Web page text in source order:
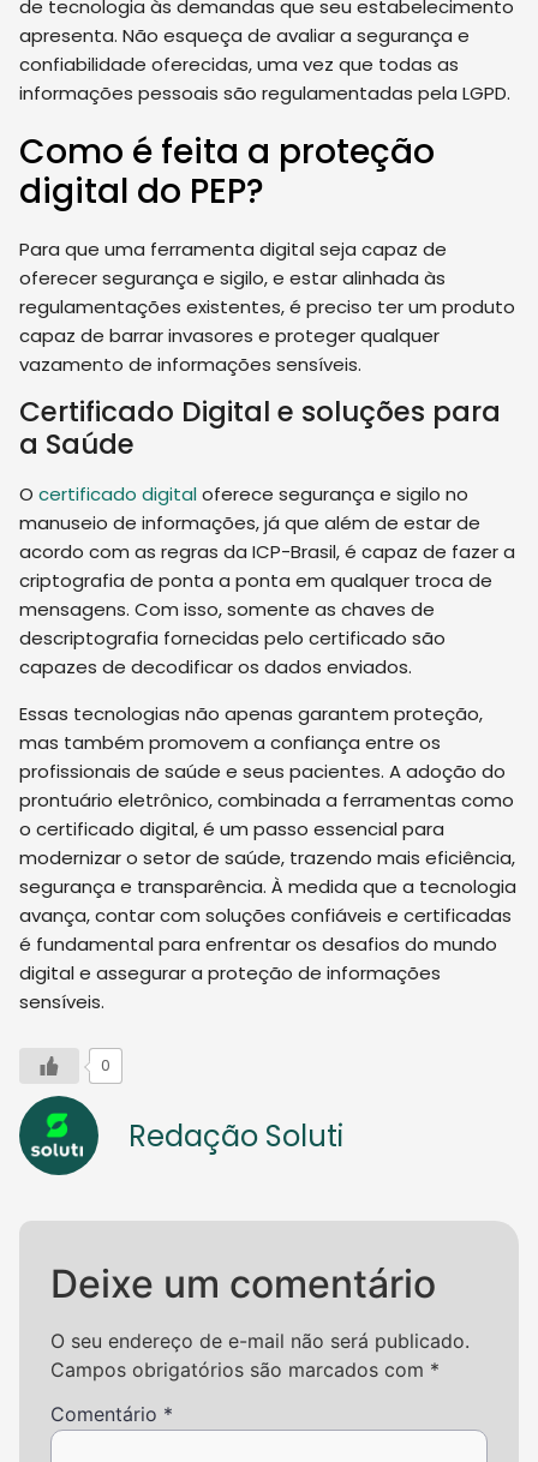
de tecnologia às demandas que seu estabelecimento
apresenta. Não esqueça de avaliar a segurança e
confiabilidade oferecidas, uma vez que todas as
informações pessoais são regulamentadas pela LGPD.
Como é feita a proteção
digital do PEP?
Para que uma ferramenta digital seja capaz de
oferecer segurança e sigilo, e estar alinhada às
regulamentações existentes, é preciso ter um produto
capaz de barrar invasores e proteger qualquer
vazamento de informações sensíveis.
Certificado Digital e soluções para
a Saúde
O certificado digitaloferece segurança e sigilo no
manuseio de informações, já que além de estar de
acordo com as regras da ICP-Brasil, é capaz de fazer a
criptografia de ponta a ponta em qualquer troca de
mensagens. Com isso, somente as chaves de
descriptografia fornecidas pelo certificado são
capazes de decodificar os dados enviados.
Essas tecnologias não apenas garantem proteção,
mas também promovem a confiança entre os
profissionais de saúde e seus pacientes. A adoção do
prontuário eletrônico, combinada a ferramentas como
o certificado digital, é um passo essencial para
modernizar o setor de saúde, trazendo mais eficiência,
segurança e transparência. À medida que a tecnologia
avança, contar com soluções confiáveis e certificadas
é fundamental para enfrentar os desafios do mundo
digital e assegurar a proteção de informações
sensíveis.
0
Redação Soluti
Deixe um comentário
O seu endereço de e-mail não será publicado.
Campos obrigatórios são marcados com *
Comentário *